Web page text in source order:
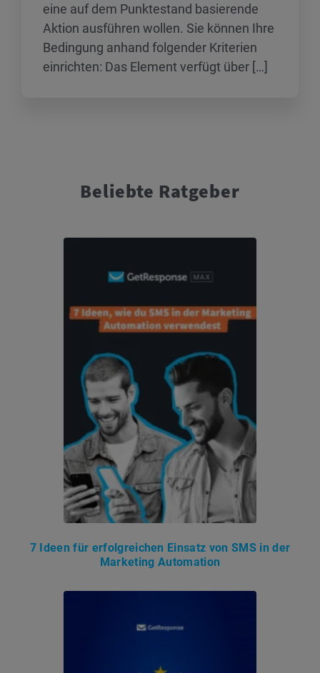
eine auf dem Punktestand basierende
Aktion ausführen wollen. Sie können Ihre
Bedingung anhand folgender Kriterien
einrichten: Das Element verfügt über […]
Beliebte Ratgeber
7 Ideen für erfolgreichen Einsatz von SMS in der
Marketing Automation